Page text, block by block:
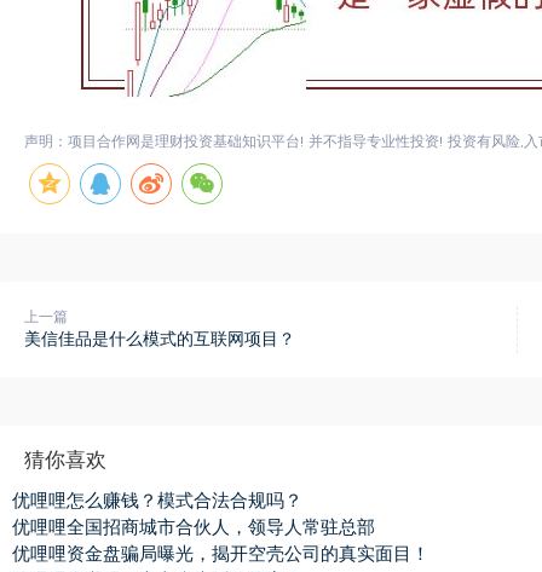
声明：项目合作网是理财投资基础知识平台! 并不指导专业性投资! 投资有风险,入
上一篇
美信佳品是什么模式的互联网项目？
猜你喜欢
优哩哩怎么赚钱？模式合法合规吗？
优哩哩全国招商城市合伙人，领导人常驻总部
优哩哩资金盘骗局曝光，揭开空壳公司的真实面目！